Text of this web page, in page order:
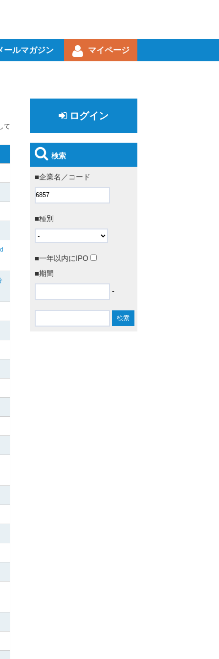
ールマガジン マイページ
て
ログイン
検索
■企業名／コード
■種別
■一年以内にIPO
■期間
-